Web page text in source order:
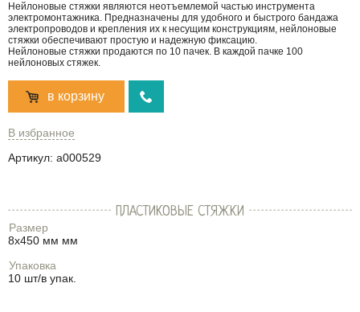
Нейлоновые стяжки являются неотъемлемой частью инструмента
электромонтажника. Предназначены для удобного и быстрого бандажа
электропроводов и крепления их к несущим конструкциям, нейлоновые
стяжки обеспечивают простую и надежную фиксацию.
Нейлоновые стяжки продаются по 10 пачек. В каждой пачке 100
нейлоновых стяжек.
в корзину
В избранное
Артикул: a000529
ПЛАСТИКОВЫЕ СТЯЖКИ
Размер
8х450 мм мм
Упаковка
10 шт/в упак.